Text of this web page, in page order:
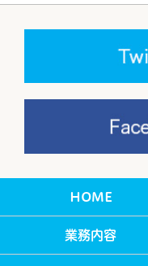
HOME
業務内容